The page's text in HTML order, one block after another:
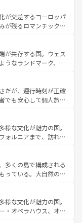
なるスペインはその個
魅了する。 なお、新着のスペイン情報は コ
麗な宮殿、歴史的な大
自然が、訪れる者を心
食の国としても知ら
ス、プロヴァンスの
楽しみ方が可能だ。さ
れており、どの街角に
く異なる文化を体験で
ンス情報はコンテンツ一覧
が交差するヨーロッパ
が残るロマンチック街
きることがない。ベ
のアルプスの絶景、そ
た風景は必見。ビール
お、新着の
してほしい。
が共存する国。ウェス
うなランドマーク、歴
、優雅なアフタヌーン
英国パブ、サッカー観
も豊富。イギリスを旅
だが、運行時刻が正確
でも安心して個人旅行
らではのユニークな
なく町歩きも満喫する
め物価も高いが、旅行
きる。 なお、新
を参照してほしい。
様な文化が魅力の国。
ォルニアまで、訪れる
ング、エンターテイ
トだ。一方、アメリカ
キャニオンやイエロー
食が融合した独特の
域で異なる魅力を楽
史を感じることができ
多くの島で構成される
っている。大自然の神
光地といえばオアフ
ウイ島やカウアイ島が
く海をはじめ、豊かな
様な文化が魅力の国。
・オペラハウス、オー